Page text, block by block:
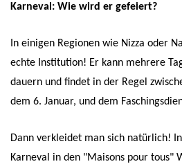
Karneval: Wie wird er gefeiert?
In einigen Regionen wie Nizza oder
echte Institution! Er kann mehrere
dauern und findet in der Regel
dem 6. Januar, und dem
Dann verkleidet man sich natürlich!
Karneval in den "Maisons pour tous"